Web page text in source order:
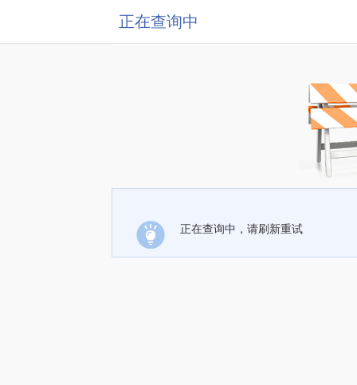
正在查询中
正在查询中，请刷新重试